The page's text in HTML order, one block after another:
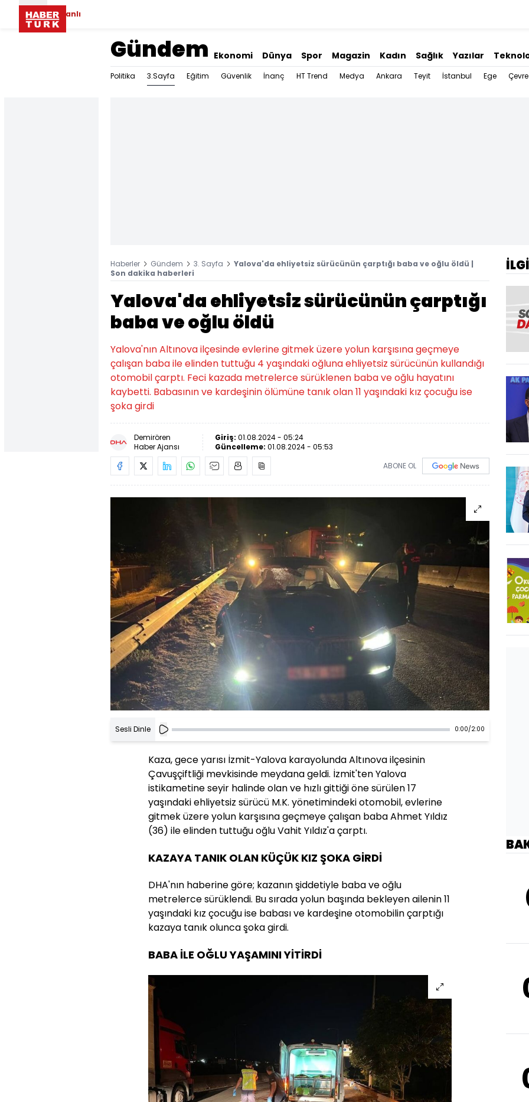
Canlı
Gündem Ekonomi Dünya Spor Magazin Kadın Sağlık Yazılar
Politika 3.Sayfa Eğitim Güvenlik İnanç HT Trend Medya Ankara Teyit İstanbul Ege Çevre
Haberler Gündem 3. Sayfa
Yalova'da ehliyetsiz sürücünün çarptığı baba ve oğlu öldü |
Son dakika haberleri
Yalova'da ehliyetsiz sürücünün çarptığı
baba ve oğlu öldü
Yalova'nın Altınova ilçesinde evlerine gitmek üzere yolun karşısına geçmeye
çalışan baba ile elinden tuttuğu 4 yaşındaki oğluna ehliyetsiz sürücünün kullandığı
otomobil çarptı. Feci kazada metrelerce sürüklenen baba ve oğlu hayatını
kaybetti. Babasının ve kardeşinin ölümüne tanık olan 11 yaşındaki kız çocuğu ise
şoka girdi
Demirören
Haber Ajansı
Giriş: 01.08.2024 - 05:24
Güncelleme: 01.08.2024 - 05:53
ABONE OL
Sesli Dinle 0:00/2:00
Kaza, gece yarısı İzmit-Yalova karayolunda Altınova ilçesinin
Çavuşçiftliği mevkisinde meydana geldi. İzmit'ten Yalova
istikametine seyir halinde olan ve hızlı gittiği öne sürülen 17
yaşındaki ehliyetsiz sürücü M.K. yönetimindeki otomobil, evlerine
gitmek üzere yolun karşısına geçmeye çalışan baba Ahmet Yıldız
(36) ile elinden tuttuğu oğlu Vahit Yıldız'a çarptı.
KAZAYA TANIK OLAN KÜÇÜK KIZ ŞOKA GİRDİ
DHA'nın haberine göre; kazanın şiddetiyle baba ve oğlu
metrelerce sürüklendi. Bu sırada yolun başında bekleyen ailenin 11
yaşındaki kız çocuğu ise babası ve kardeşine otomobilin çarptığı
kazaya tanık olunca şoka girdi.
BABA İLE OĞLU YAŞAMINI YİTİRDİ